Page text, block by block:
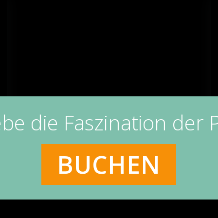
die Faszination der
BUCHEN